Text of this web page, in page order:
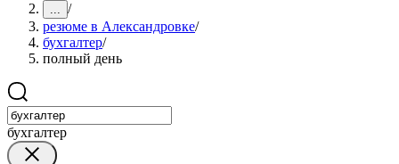
... /
резюме в Александровке/
бухгалтер/
полный день
бухгалтер